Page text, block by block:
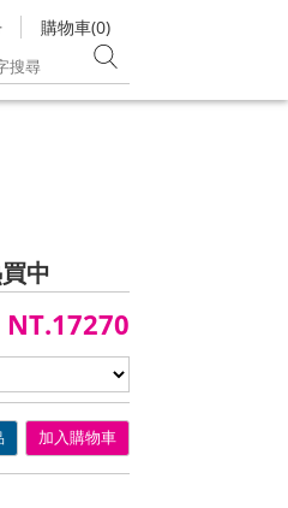
購物車(0)
中
NT.17270
加入購物車